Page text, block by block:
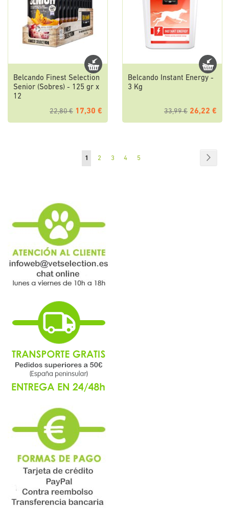
Belcando Finest Selection
Senior (Sobres) - 125 gr x
12
22,80 € 17,30 €
Belcando Instant Energy -
3 Kg
33,99 € 26,22 €
Página
Actualmente
1 Página
2 Página
3 Página
4 Página
5